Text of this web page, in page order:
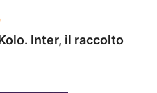
Inter, il raccolto